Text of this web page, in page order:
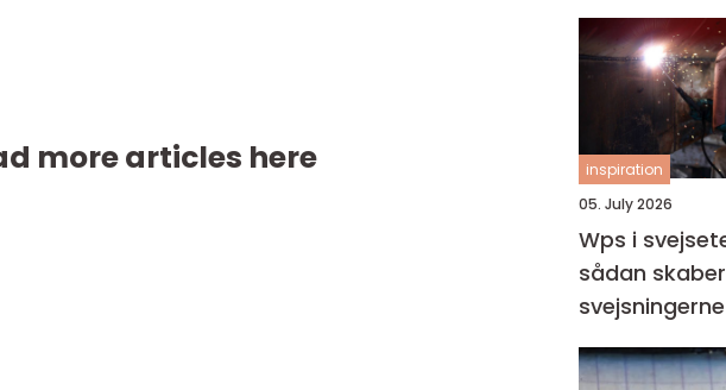
more articles here
professionelt
arbejdsmiljø
inspiration
05. July 2026
Wps i
sådan
svejsningerne